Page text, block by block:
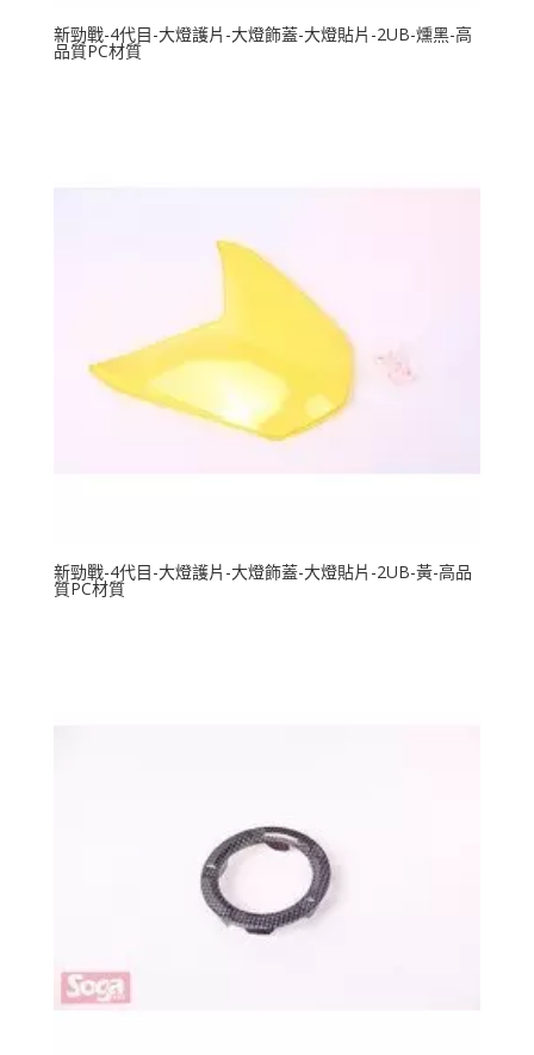
新勁戰-4代目-大燈護片-大燈飾蓋-大燈貼片-2UB-燻黑-高
品質PC材質
新勁戰-4代目-大燈護片-大燈飾蓋-大燈貼片-2UB-黃-高品
質PC材質